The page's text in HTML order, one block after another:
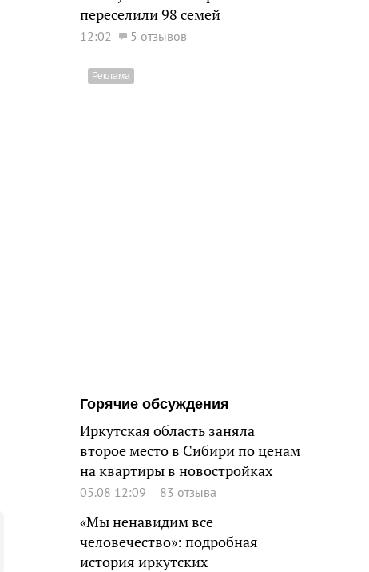
переселили 98 семей
12:02 5 отзывов
Горячие обсуждения
Иркутская область заняла
второе место в Сибири по ценам
на квартиры в новостройках
05.08 12:09 83 отзыва
«Мы ненавидим все
человечество»: подробная
история иркутских